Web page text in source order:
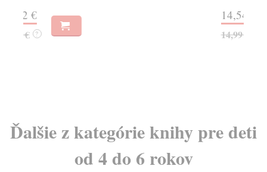
14,54 €
14,99 € ?
Ďalšie z kategórie knihy pre deti
od 4 do 6 rokov